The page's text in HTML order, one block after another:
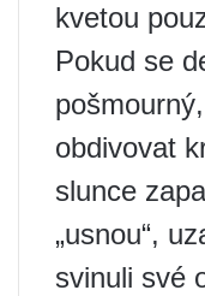
kvetou
Pokud se
obdivovat
slunce
„usnou“,
svinuli své